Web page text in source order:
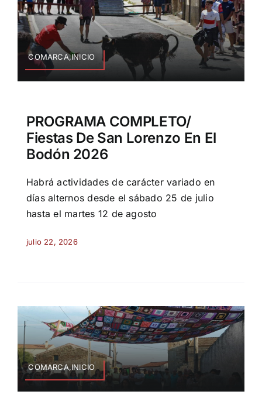
COMARCA,INICIO
PROGRAMA COMPLETO/
Fiestas De San Lorenzo En El
Bodón 2026
Habrá actividades de carácter variado en
días alternos desde el sábado 25 de julio
hasta el martes 12 de agosto
julio 22, 2026
COMARCA,INICIO